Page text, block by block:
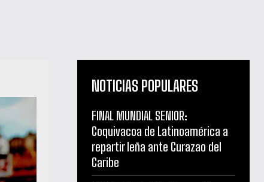
NOTICIAS POPULARES
FINAL MUNDIAL SENIOR:
Coquivacoa de Latinoamérica a
repartir leña ante Curazao del
Caribe